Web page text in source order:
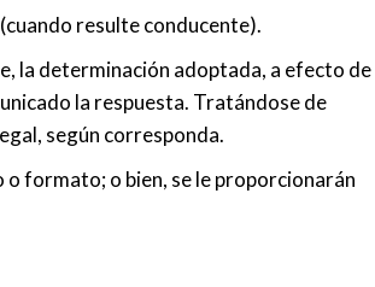
resulte conducente).
la determinación adoptada, a efecto de
la respuesta. Tratándose de
según corresponda.
o formato; o bien, se le proporcionarán